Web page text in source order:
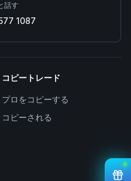
話す
1087
コピートレード
プロをコピーする
コピーされる